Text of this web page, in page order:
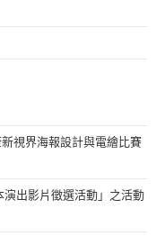
視界海報設計與電繪比賽
出影片徵選活動」之活動